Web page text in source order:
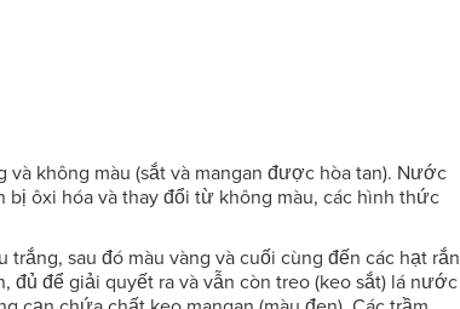
không màu (sắt và mangan được hòa tan). Nước
ôxi hóa và thay đổi từ không màu, các hình thức
sau đó màu vàng và cuối cùng đến các hạt rắn
đủ để giải quyết ra và vẫn còn treo (keo sắt) lá nước